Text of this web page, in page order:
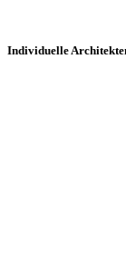
Individuelle